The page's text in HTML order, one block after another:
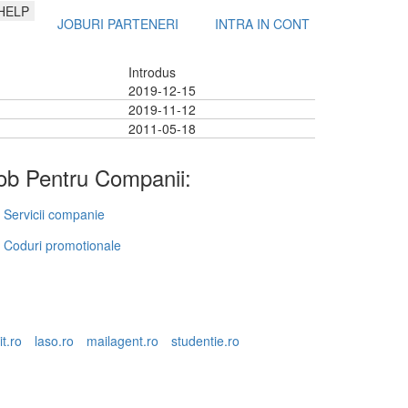
JOBURI PARTENERI INTRA IN CONT
Introdus
2019-12-15
2019-11-12
2011-05-18
Pentru Companii:
Servicii companie
Coduri promotionale
laso.ro mailagent.ro studentie.ro